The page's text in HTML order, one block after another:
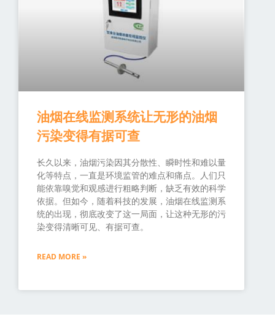
油烟在线监测系统让无形的油烟
污染变得有据可查
长久以来，油烟污染因其分散性、瞬时性和难以量
化等特点，一直是环境监管的难点和痛点。人们只
能依靠嗅觉和观感进行粗略判断，缺乏有效的科学
依据。但如今，随着科技的发展，油烟在线监测系
统的出现，彻底改变了这一局面，让这种无形的污
染变得清晰可见、有据可查。
READ MORE »